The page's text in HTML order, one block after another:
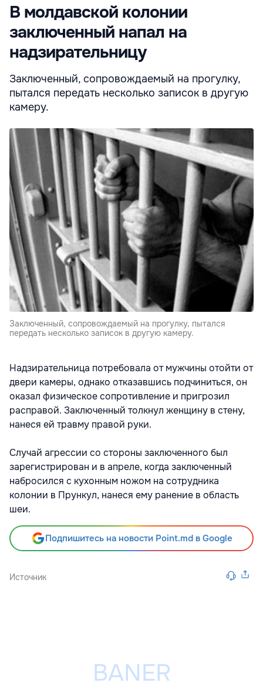
В молдавской колонии
заключенный напал на
надзирательницу
Заключенный, сопровождаемый на прогулку,
пытался передать несколько записок в другую
камеру.
Заключенный, сопровождаемый на прогулку, пытался
передать несколько записок в другую камеру.
Надзирательница потребовала от мужчины отойти от
двери камеры, однако отказавшись подчиниться, он
оказал физическое сопротивление и пригрозил
расправой. Заключенный толкнул женщину в стену,
нанеся ей травму правой руки.
Случай агрессии со стороны заключенного был
зарегистрирован и в апреле, когда заключенный
набросился с кухонным ножом на сотрудника
колонии в Прункул, нанеся ему ранение в область
шеи.
Подпишитесь на новости Point.md в Google
Источник